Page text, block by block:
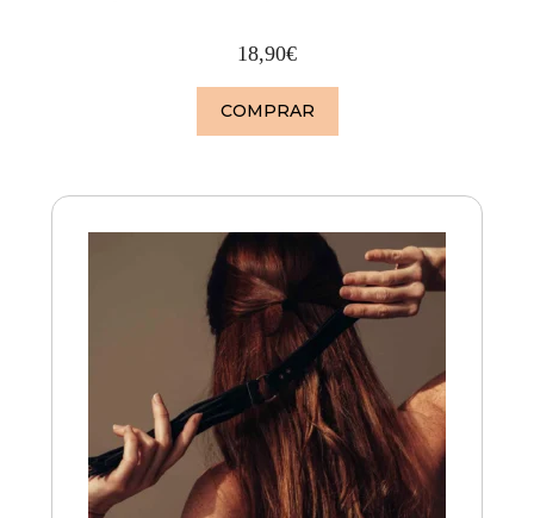
18,90€
COMPRAR